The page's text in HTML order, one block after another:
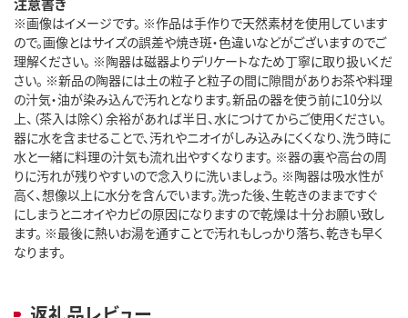
※画像はイメージです。 ※作品は手作りで天然素材を使用しています
ので。画像とはサイズの誤差や焼き斑・色違いなどがございますのでご
理解ください。 ※陶器は磁器よりデリケートなため丁寧に取り扱いくだ
さい。 ※新品の陶器には土の粒子と粒子の間に隙間がありお茶や料理
の汁気・油が染み込んで汚れとなります。新品の器を使う前に10分以
上、（茶入は除く）余裕があれば半日、水につけてからご使用ください。
器に水を含ませることで、汚れやニオイがしみ込みにくくなり、洗う時に
水と一緒に料理の汁気も流れ出やすくなります。 ※器の裏や高台の周
りに汚れが残りやすいので念入りに洗いましょう。 ※陶器は吸水性が
高く、想像以上に水分を含んでいます。洗った後、生乾きのままですぐ
にしまうとニオイやカビの原因になりますので乾燥は十分お願い致し
ます。 ※最後に熱いお湯を通すことで汚れもしっかり落ち、乾きも早く
なります。